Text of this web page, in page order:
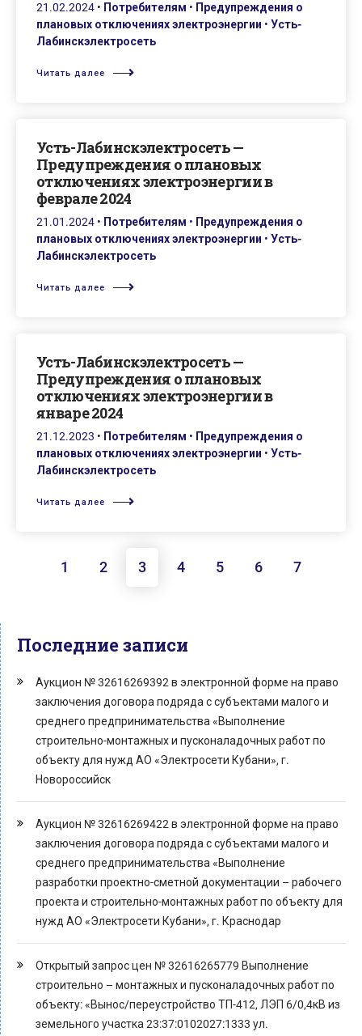
21.02.2024 • Потребителям • Предупреждения о
плановых отключениях электроэнергии • Усть-
Лабинскэлектросеть
Читать далее
Усть-Лабинскэлектросеть —
Предупреждения о плановых
отключениях электроэнергии в
феврале 2024
21.01.2024 • Потребителям • Предупреждения о
плановых отключениях электроэнергии • Усть-
Лабинскэлектросеть
Читать далее
Усть-Лабинскэлектросеть —
Предупреждения о плановых
отключениях электроэнергии в
январе 2024
21.12.2023 • Потребителям • Предупреждения о
плановых отключениях электроэнергии • Усть-
Лабинскэлектросеть
Читать далее
1 2 3 4 5 6 7
Последние записи
Аукцион № 32616269392 в электронной форме на право
заключения договора подряда с субъектами малого и
среднего предпринимательства «Выполнение
строительно-монтажных и пусконаладочных работ по
объекту для нужд АО «Электросети Кубани», г.
Новороссийск
Аукцион № 32616269422 в электронной форме на право
заключения договора подряда с субъектами малого и
среднего предпринимательства «Выполнение
разработки проектно-сметной документации – рабочего
проекта и строительно-монтажных работ по объекту для
нужд АО «Электросети Кубани», г. Краснодар
Открытый запрос цен № 32616265779 Выполнение
строительно – монтажных и пусконаладочных работ по
объекту: «Вынос/переустройство ТП-412, ЛЭП 6/0,4кВ из
земельного участка 23:37:0102027:1333 ул.